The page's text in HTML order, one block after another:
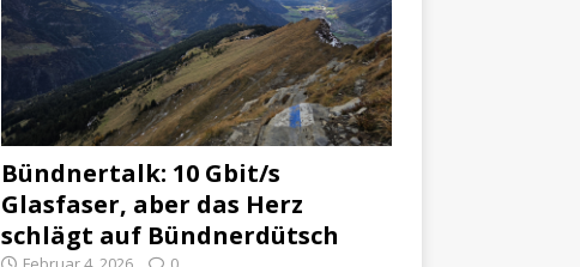
Bündnertalk: 10 Gbit/s
Glasfaser, aber das Herz
schlägt auf Bündnerdütsch